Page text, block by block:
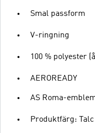
Smal passform
V-ringning
100 % polyester
AEROREADY
AS Roma-
Produktfärg: